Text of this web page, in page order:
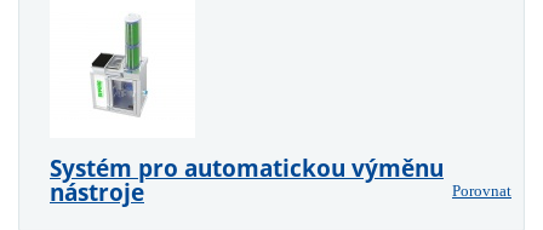
Systém pro automatickou výměnu
nástroje Porovnat